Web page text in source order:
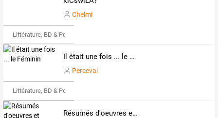
Chelmi
Littérature, BD & Poésie
Il était une fois ... le Féminin
Perceval
Littérature, BD & Poésie
Résumés d'oeuvres et listes de lecture...